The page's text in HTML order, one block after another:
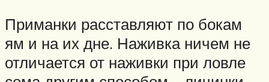
Приманки расставляют по бокам
ям и на их дне. Наживка ничем не
отличается от наживки при ловле